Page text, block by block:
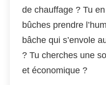
de chauffage ? Tu
bûches prendre
bâche qui s’envole
? Tu cherches une
et économique ?